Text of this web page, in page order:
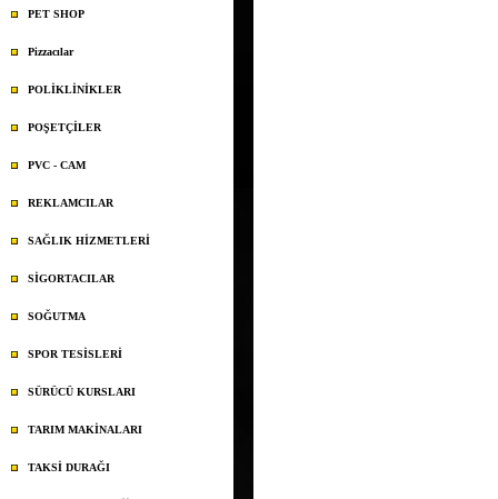
PET SHOP
Pizzacılar
POLİKLİNİKLER
POŞETÇİLER
PVC - CAM
REKLAMCILAR
SAĞLIK HİZMETLERİ
SİGORTACILAR
SOĞUTMA
SPOR TESİSLERİ
SÜRÜCÜ KURSLARI
TARIM MAKİNALARI
TAKSİ DURAĞI